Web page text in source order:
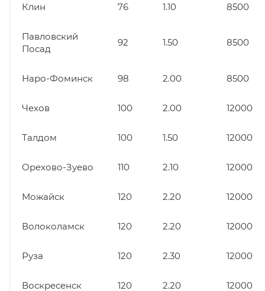
Клин 76 1.10 8500
Павловский
Посад
92 1.50 8500
Наро-Фоминск 98 2.00 8500
Чехов 100 2.00 12000
Талдом 100 1.50 12000
Орехово-Зуево 110 2.10 12000
Можайск 120 2.20 12000
Волоколамск 120 2.20 12000
Руза 120 2.30 12000
Воскресенск 120 2.20 12000